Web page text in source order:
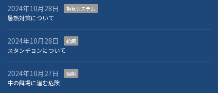
2024年10月28日 換気システム
暑熱対策について
2024年10月28日 給餌
スタンチョンについて
2024年10月27日 給餌
牛の餌場に潜む危険